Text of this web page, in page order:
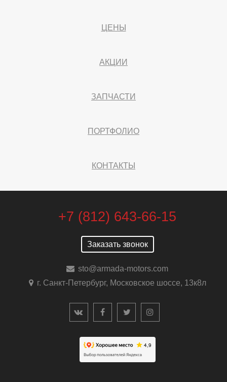
ЦЕНЫ
АКЦИИ
ЗАПЧАСТИ
ПОРТФОЛИО
КОНТАКТЫ
+7 (812) 643-66-15
Заказать звонок
sto@armada-motors.com
г. Санкт-Петербург, Московское шоссе, 13к8л